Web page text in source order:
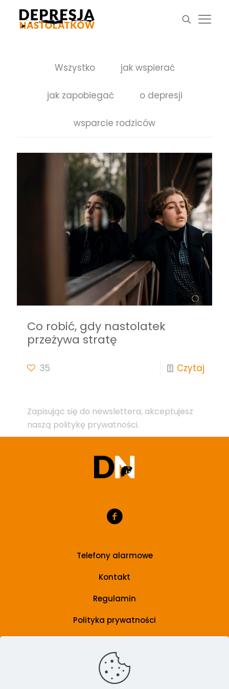
Wszystko jak wspierać
jak zapobiegać o depresji
wsparcie rodziców
Co robić, gdy nastolatek
przeżywa stratę
35 Czytaj
Zapisując się do newslettera, akceptujesz
naszą politykę prywatności.
Telefony alarmowe
Kontakt
Regulamin
Polityka prywatności
Grupa wsparcia
Artykuły